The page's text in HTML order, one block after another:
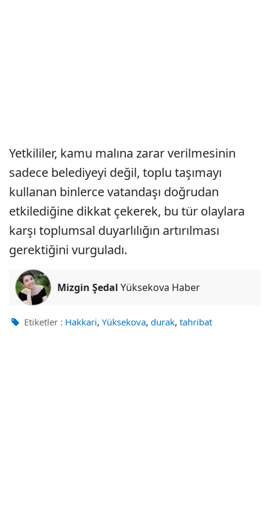
Yetkililer, kamu malına zarar verilmesinin
sadece belediyeyi değil, toplu taşımayı
kullanan binlerce vatandaşı doğrudan
etkilediğine dikkat çekerek, bu tür olaylara
karşı toplumsal duyarlılığın artırılması
gerektiğini vurguladı.
Mizgin Şedal Yüksekova Haber
Etiketler : Hakkari, Yüksekova, durak, tahribat